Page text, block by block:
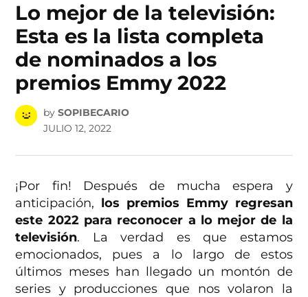
Lo mejor de la televisión:
Esta es la lista completa
de nominados a los
premios Emmy 2022
by SOPIBECARIO
JULIO 12, 2022
¡Por fin! Después de mucha espera y
anticipación, los premios Emmy regresan
este 2022 para reconocer a lo mejor de la
televisión. La verdad es que estamos
emocionados, pues a lo largo de estos
últimos meses han llegado un montón de
series y producciones que nos volaron la